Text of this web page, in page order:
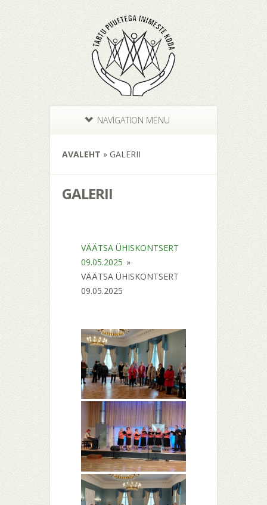
NAVIGATION MENU
AVALEHT » GALERII
GALERII
VÄÄTSA ÜHISKONTSERT
09.05.2025 »
VÄÄTSA ÜHISKONTSERT
09.05.2025